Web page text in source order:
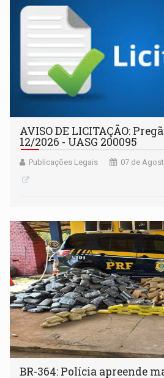
AVISO DE LICITAÇÃO:
12/2026 - UASG 200095
Publicações Legais 07 de
BR-364: Polícia apreende